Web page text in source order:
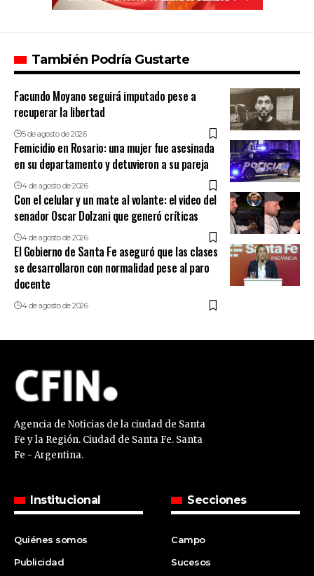
También Podría Gustarte
Facundo Moyano seguirá imputado pese a
recuperar la libertad
5 de agosto de 2026
Femicidio en Rosario: una mujer fue asesinada
en su departamento y detuvieron a su pareja
4 de agosto de 2026
Con el celular y un mate al volante: el video del
senador Oscar Dolzani que generó críticas
4 de agosto de 2026
El Gobierno de Santa Fe aseguró que las clases
se desarrollaron con normalidad pese al paro
docente
4 de agosto de 2026
Agencia de Noticias de la ciudad de Santa
Fe y la Región. Ciudad de Santa Fe. Santa
Fe - Argentina.
Institucional
Quiénes somos
Publicidad
Secciones
Campo
Sucesos